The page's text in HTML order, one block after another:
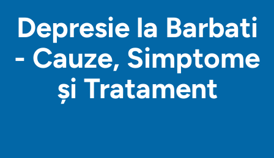
Depresie la Barbati
- Cauze, Simptome
și Tratament